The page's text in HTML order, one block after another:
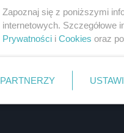
Zapoznaj się z poniższymi
internetowych. Szczegółowe
Prywatności i Cookies oraz
PARTNERZY